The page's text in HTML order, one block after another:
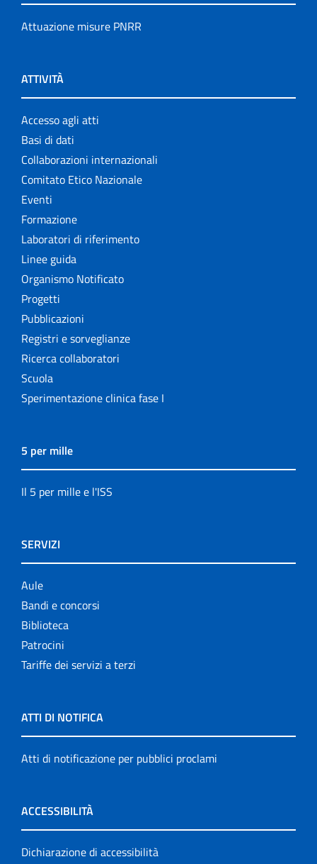
Attuazione misure PNRR
ATTIVITÀ
Accesso agli atti
Basi di dati
Collaborazioni internazionali
Comitato Etico Nazionale
Eventi
Formazione
Laboratori di riferimento
Linee guida
Organismo Notificato
Progetti
Pubblicazioni
Registri e sorveglianze
Ricerca collaboratori
Scuola
Sperimentazione clinica fase I
5 per mille
Il 5 per mille e l'ISS
SERVIZI
Aule
Bandi e concorsi
Biblioteca
Patrocini
Tariffe dei servizi a terzi
ATTI DI NOTIFICA
Atti di notificazione per pubblici proclami
ACCESSIBILITÀ
Dichiarazione di accessibilità